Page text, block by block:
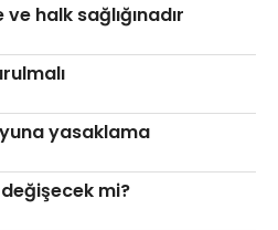
ve halk sağlığınadır
yasaklama
mi?